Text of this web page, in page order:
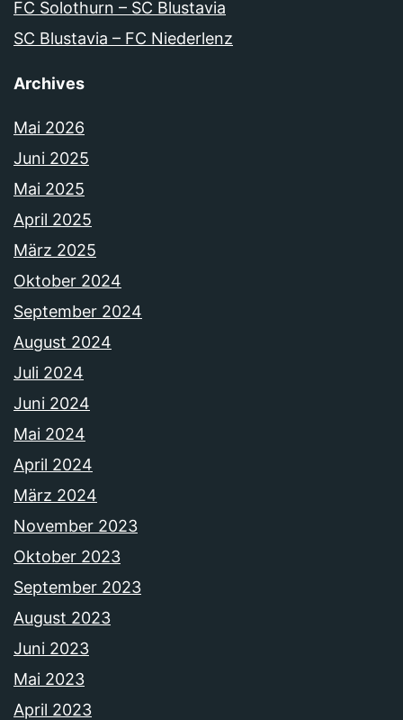
FC Solothurn – SC Blustavia
SC Blustavia – FC Niederlenz
Archives
Mai 2026
Juni 2025
Mai 2025
April 2025
März 2025
Oktober 2024
September 2024
August 2024
Juli 2024
Juni 2024
Mai 2024
April 2024
März 2024
November 2023
Oktober 2023
September 2023
August 2023
Juni 2023
Mai 2023
April 2023